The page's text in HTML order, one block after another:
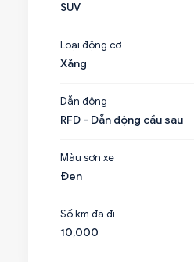
SUV
Loại động cơ
Xăng
Dẫn động
RFD - Dẫn động cầu sau
Màu sơn xe
Đen
Số km đã đi
10,000